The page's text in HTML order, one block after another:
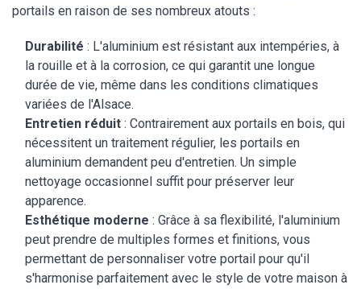
portails en raison de ses nombreux atouts :
Durabilité : L'aluminium est résistant aux intempéries, à
la rouille et à la corrosion, ce qui garantit une longue
durée de vie, même dans les conditions climatiques
variées de l'Alsace.
Entretien réduit : Contrairement aux portails en bois, qui
nécessitent un traitement régulier, les portails en
aluminium demandent peu d'entretien. Un simple
nettoyage occasionnel suffit pour préserver leur
apparence.
Esthétique moderne : Grâce à sa flexibilité, l'aluminium
peut prendre de multiples formes et finitions, vous
permettant de personnaliser votre portail pour qu'il
s'harmonise parfaitement avec le style de votre maison à